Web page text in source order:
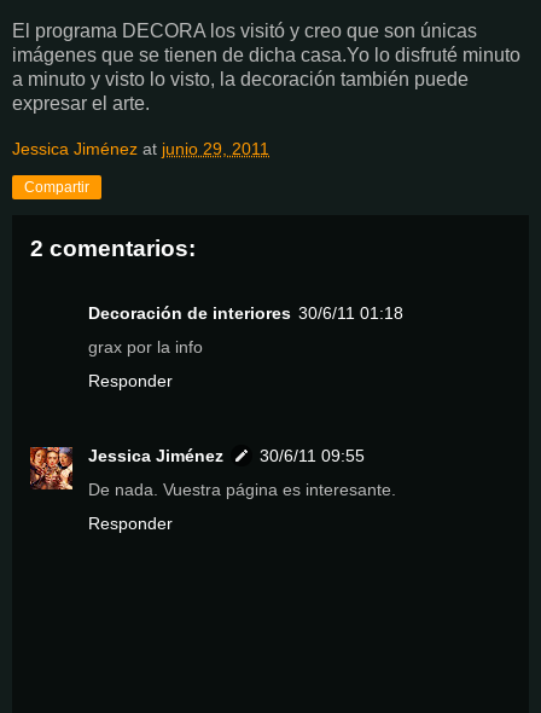
El programa DECORA los visitó y creo que son únicas
imágenes que se tienen de dicha casa.Yo lo disfruté minuto
a minuto y visto lo visto, la decoración también puede
expresar el arte.
Jessica Jiménez at junio 29, 2011
Compartir
2 comentarios:
Decoración de interiores 30/6/11 01:18
grax por la info
Responder
Jessica Jiménez
30/6/11 09:55
De nada. Vuestra página es interesante.
Responder